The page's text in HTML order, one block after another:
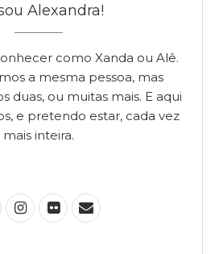
Alexandra!
como Xanda ou Alê.
a mesma pessoa, mas
duas, ou muitas mais. E aqui
e pretendo estar, cada vez
mais inteira.